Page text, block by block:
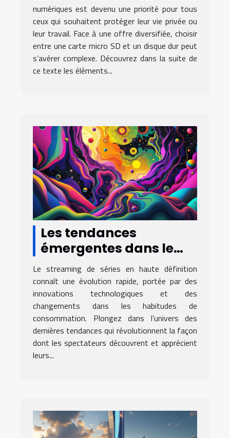
données
numériques est devenu une priorité pour tous
ceux qui souhaitent protéger leur vie privée ou
leur travail. Face à une offre diversifiée, choisir
entre une carte micro SD et un disque dur peut
s’avérer complexe. Découvrez dans la suite de
ce texte les éléments...
Les tendances
émergentes dans le
streaming de séries en
haute définition
Le streaming de séries en haute définition
connaît une évolution rapide, portée par des
innovations technologiques et des
changements dans les habitudes de
consommation. Plongez dans l’univers des
dernières tendances qui révolutionnent la façon
dont les spectateurs découvrent et apprécient
leurs...